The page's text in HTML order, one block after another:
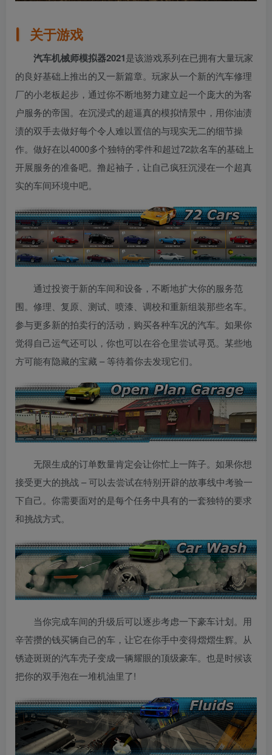
关于游戏
汽车机械师模拟器2021是该游戏系列在已拥有大量玩家
的良好基础上推出的又一新篇章。玩家从一个新的汽车修理
厂的小老板起步，通过你不断地努力建立起一个庞大的为客
户服务的帝国。在沉浸式的超逼真的模拟情景中，用你油渍
渍的双手去做好每个令人难以置信的与现实无二的细节操
作。做好在以4000多个独特的零件和超过72款名车的基础上
开展服务的准备吧。撸起袖子，让自己疯狂沉浸在一个超真
实的车间环境中吧。
通过投资于新的车间和设备，不断地扩大你的服务范
围。修理、复原、测试、喷漆、调校和重新组装那些名车。
参与更多新的拍卖行的活动，购买各种车况的汽车。如果你
觉得自己运气还可以，你也可以在谷仓里尝试寻觅。某些地
方可能有隐藏的宝藏 – 等待着你去发现它们。
无限生成的订单数量肯定会让你忙上一阵子。如果你想
接受更大的挑战 – 可以去尝试在特别开辟的故事线中考验一
下自己。你需要面对的是每个任务中具有的一套独特的要求
和挑战方式。
当你完成车间的升级后可以逐步考虑一下豪车计划。用
辛苦攒的钱买辆自己的车，让它在你手中变得熠熠生辉。从
锈迹斑斑的汽车壳子变成一辆耀眼的顶级豪车。也是时候该
把你的双手泡在一堆机油里了!